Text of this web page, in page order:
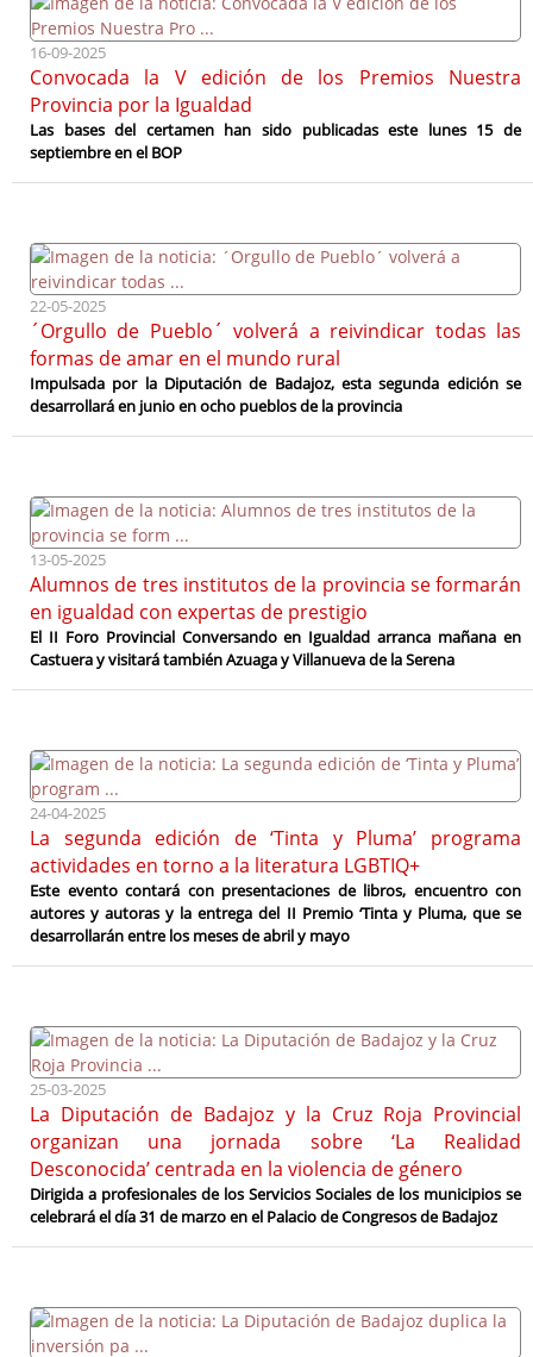
16-09-2025
Convocada la V edición de los Premios Nuestra
Provincia por la Igualdad
Las bases del certamen han sido publicadas este lunes 15 de
septiembre en el BOP
22-05-2025
´Orgullo de Pueblo´ volverá a reivindicar todas las
formas de amar en el mundo rural
Impulsada por la Diputación de Badajoz, esta segunda edición se
desarrollará en junio en ocho pueblos de la provincia
13-05-2025
Alumnos de tres institutos de la provincia se formarán
en igualdad con expertas de prestigio
El II Foro Provincial Conversando en Igualdad arranca mañana en
Castuera y visitará también Azuaga y Villanueva de la Serena
24-04-2025
La segunda edición de ‘Tinta y Pluma’ programa
actividades en torno a la literatura LGBTIQ+
Este evento contará con presentaciones de libros, encuentro con
autores y autoras y la entrega del II Premio ‘Tinta y Pluma, que se
desarrollarán entre los meses de abril y mayo
25-03-2025
La Diputación de Badajoz y la Cruz Roja Provincial
organizan una jornada sobre ‘La Realidad
Desconocida’ centrada en la violencia de género
Dirigida a profesionales de los Servicios Sociales de los municipios se
celebrará el día 31 de marzo en el Palacio de Congresos de Badajoz